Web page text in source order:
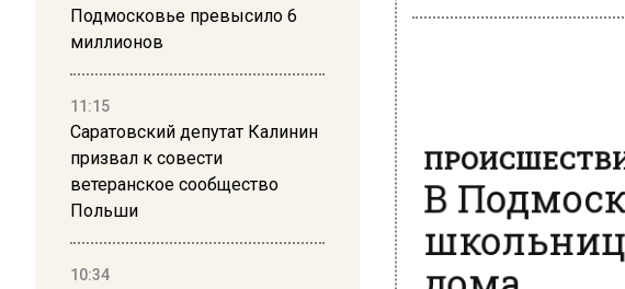
Подмосковье превысило 6
миллионов
11:15
Саратовский депутат Калинин
призвал к совести
ветеранское сообщество
Польши
10:34
В
дома